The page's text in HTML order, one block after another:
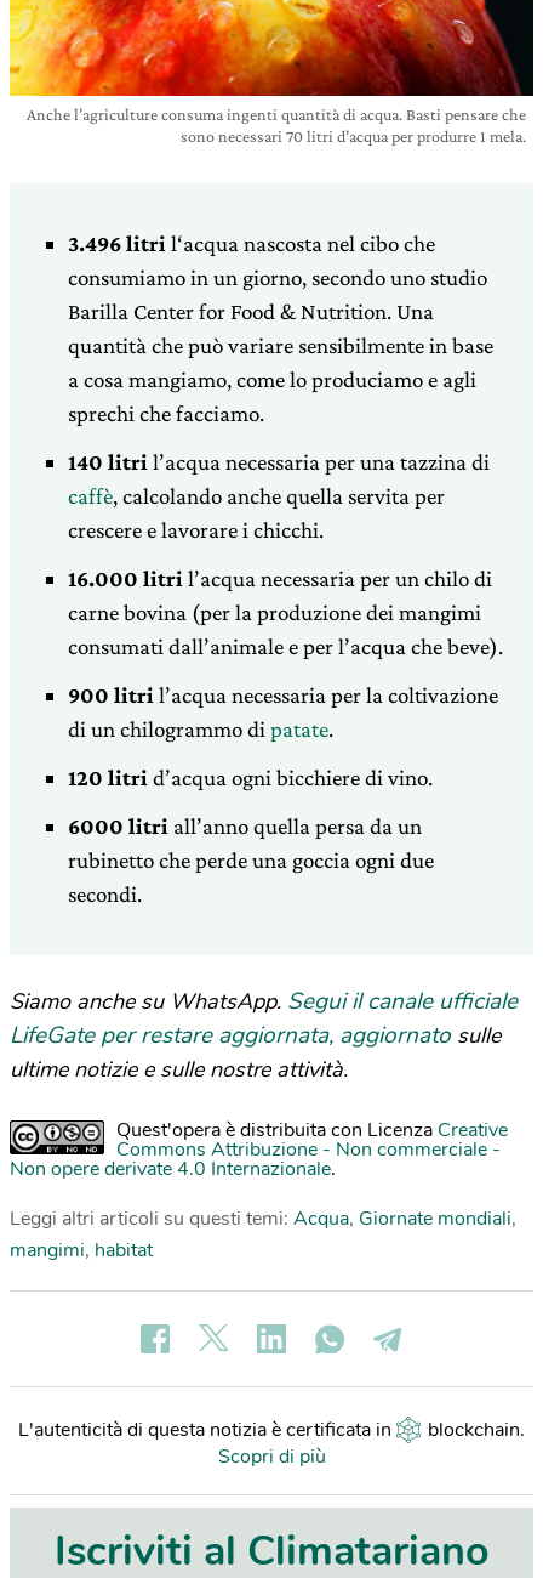
Anche l’agriculture consuma ingenti quantità di acqua. Basti pensare che
sono necessari 70 litri d’acqua per produrre 1 mela.
3.496 litri l‘acqua nascosta nel cibo che
consumiamo in un giorno, secondo uno studio
Barilla Center for Food & Nutrition. Una
quantità che può variare sensibilmente in base
a cosa mangiamo, come lo produciamo e agli
sprechi che facciamo.
140 litri l’acqua necessaria per una tazzina di
caffè, calcolando anche quella servita per
crescere e lavorare i chicchi.
16.000 litri l’acqua necessaria per un chilo di
carne bovina (per la produzione dei mangimi
consumati dall’animale e per l’acqua che beve).
900 litri l’acqua necessaria per la coltivazione
di un chilogrammo di patate.
120 litri d’acqua ogni bicchiere di vino.
6000 litri all’anno quella persa da un
rubinetto che perde una goccia ogni due
secondi.
Siamo anche su WhatsApp. Segui il canale ufficiale
LifeGate per restare aggiornata, aggiornato sulle
ultime notizie e sulle nostre attività.
Quest'opera è distribuita con Licenza Creative
Commons Attribuzione - Non commerciale -
Non opere derivate 4.0 Internazionale.
Leggi altri articoli su questi temi: Acqua, Giornate mondiali,
mangimi, habitat
L'autenticità di questa notizia è certificata in blockchain.
Scopri di più
Iscriviti al Climatariano